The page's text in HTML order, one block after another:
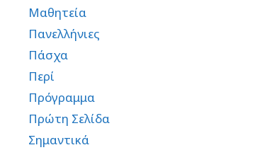
Μαθητεία
Πανελλήνιες
Πάσχα
Περί
Πρόγραμμα
Πρώτη Σελίδα
Σημαντικά